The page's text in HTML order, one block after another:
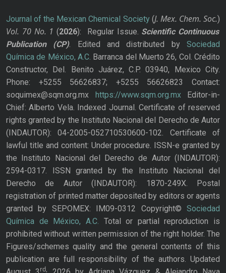
Journal of the Mexican Chemical Society(J. Mex. Chem. Soc.)
Vol. 70 No. 1 (2026): Regular Issue. Scientific Continuous
Publication
(CP). Edited and distributed bySociedad
Química de México, A.C. Barranca del Muerto 26, Col. Crédito
Constructor, Del. Benito Juárez, C.P. 03940, Mexico City.
Phone: +5255 56626837; +5255 56626823 Contact:
soquimex@sqm.org.mx https://www.sqm.org.mxEditor-in-
Chief: Alberto Vela. Indexed Journal. Certificate of reserved
rights granted by the Instituto Nacional del Derecho de Autor
(INDAUTOR): 04-2005-052710530600-102. Certificate of
lawful title and content: Under procedure. ISSN-e granted by
the Instituto Nacional del Derecho de Autor (INDAUTOR):
2594-0317. ISSN granted by the Instituto Nacional del
Derecho de Autor (INDAUTOR): 1870-249X. Postal
registration of printed matter deposited by editors or agents
granted by SEPOMEX: IM09-0312 Copyright© Sociedad
Química de México, A.C. Total or partial reproduction is
prohibited without written permission of the right holder. The
Figures/schemes quality and the general contents of this
publication are full responsibility of the authors. Updated
rd,